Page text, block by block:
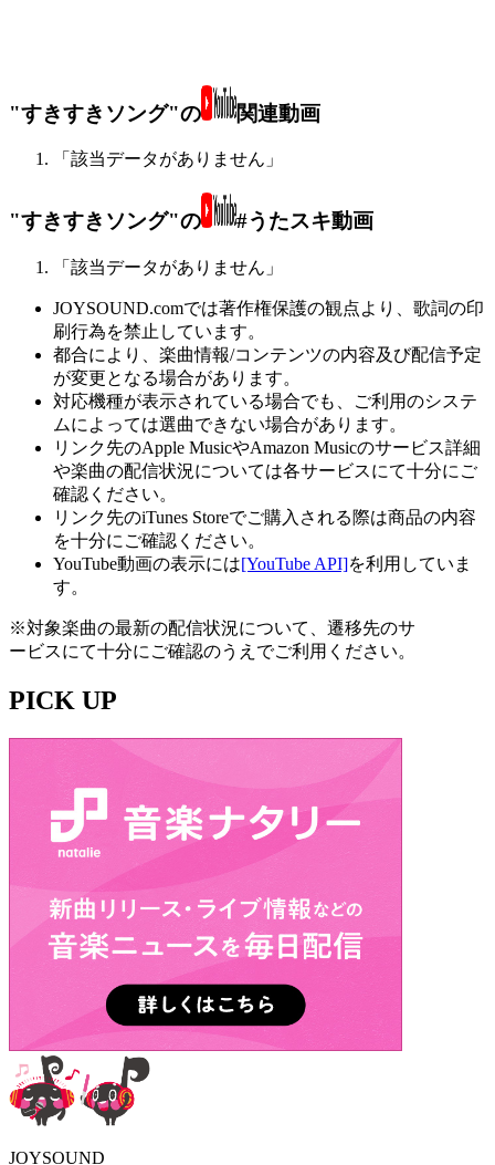
"すきすきソング"の 関連動画
「該当データがありません」
"すきすきソング"の #うたスキ動画
「該当データがありません」
JOYSOUND.comでは著作権保護の観点より、歌詞の印
刷行為を禁止しています。
都合により、楽曲情報/コンテンツの内容及び配信予定
が変更となる場合があります。
対応機種が表示されている場合でも、ご利用のシステ
ムによっては選曲できない場合があります。
リンク先のApple MusicやAmazon Musicのサービス詳細
や楽曲の配信状況については各サービスにて十分にご
確認ください。
リンク先のiTunes Storeでご購入される際は商品の内容
を十分にご確認ください。
YouTube動画の表示には[YouTube API]を利用していま
す。
※対象楽曲の最新の配信状況について、遷移先のサ
ービスにて十分にご確認のうえでご利用ください。
PICK UP
JOYSOUND